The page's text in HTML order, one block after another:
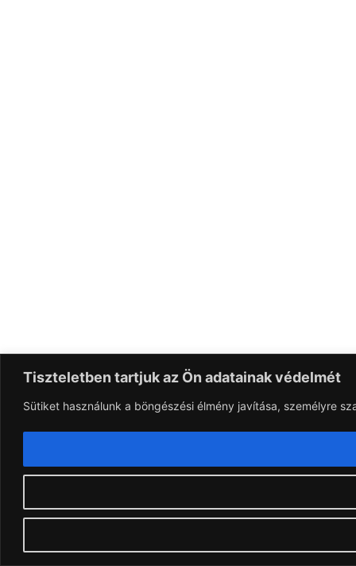
Tiszteletben tartjuk az Ön adatainak védelmét
Sütiket használunk a böngészési élmény javítása, személyre